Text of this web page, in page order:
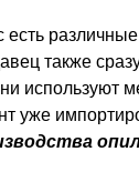
есть
также
используют
уже